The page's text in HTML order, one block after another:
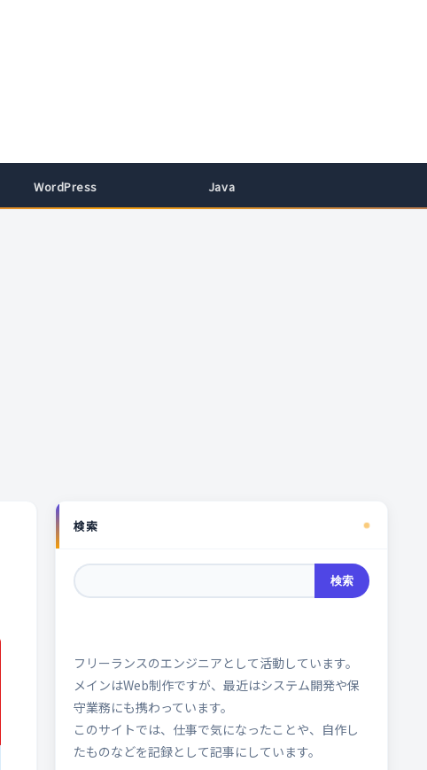
WordPress Java
検索
検索
フリーランスのエンジニアとして活動しています。
メインはWeb制作ですが、最近はシステム開発や保
守業務にも携わっています。
このサイトでは、仕事で気になったことや、自作し
たものなどを記録として記事にしています。